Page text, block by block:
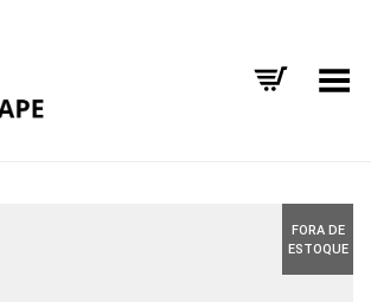
Alternar Menu
FORA DE
ESTOQUE